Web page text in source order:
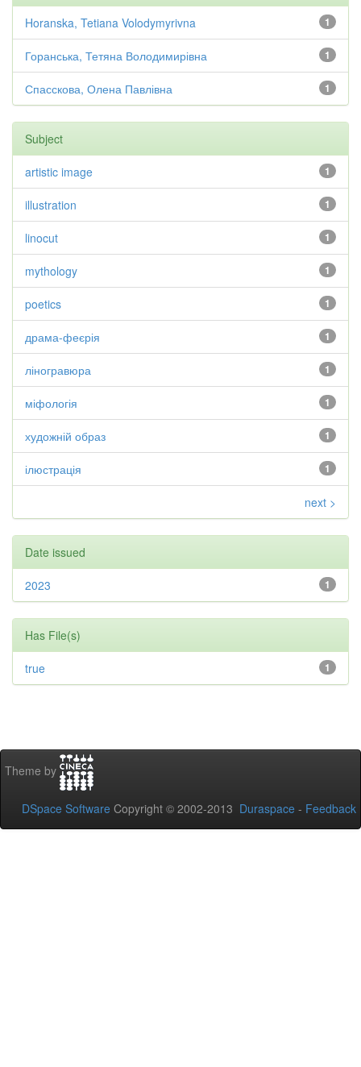
1
Horanska, Tetiana Volodymyrivna
1
Горанська, Тетяна Володимирівна
1
Спасскова, Олена Павлівна
Subject
1
artistic image
1
illustration
1
linocut
1
mythology
1
poetics
1
драма-феєрія
1
ліногравюра
1
міфологія
1
художній образ
1
ілюстрація
next >
Date issued
1
2023
Has File(s)
1
true
Theme by
DSpace Software Copyright © 2002-2013 Duraspace - Feedback